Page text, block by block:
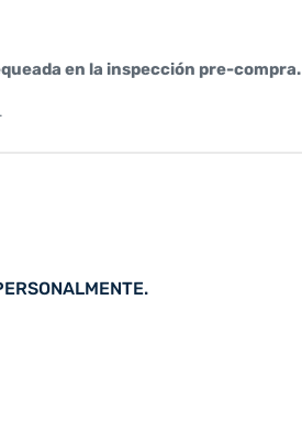
en la inspección pre-compra.